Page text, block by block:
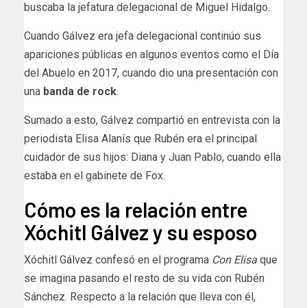
buscaba la jefatura delegacional de Miguel Hidalgo.
Cuando Gálvez era jefa delegacional continúo sus
apariciones públicas en algunos eventos como el Día
del Abuelo en 2017, cuando dio una presentación con
una banda de rock.
Sumado a esto, Gálvez compartió en entrevista con la
periodista Elisa Alanís que Rubén era el principal
cuidador de sus hijos: Diana y Juan Pablo, cuando ella
estaba en el gabinete de Fox.
Cómo es la relación entre
Xóchitl Gálvez y su esposo
Xóchitl Gálvez confesó en el programa Con Elisa que
se imagina pasando el resto de su vida con Rubén
Sánchez. Respecto a la relación que lleva con él,